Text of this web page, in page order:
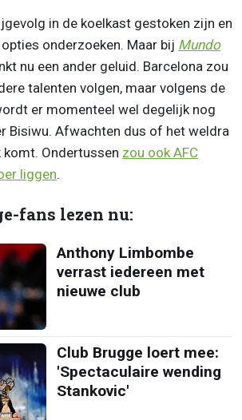
in de koelkast gestoken zijn en
onderzoeken. Maar bij Mundo
nu een ander geluid. Barcelona zou
talenten volgen, maar volgens de
er momenteel wel degelijk nog
Bisiwu. Afwachten dus of het weldra
Ondertussen zou ook AFC
liggen.
fans lezen nu:
Anthony Limbombe
verrast iedereen met
nieuwe club
Club Brugge loert mee:
'Spectaculaire wending
Stankovic'